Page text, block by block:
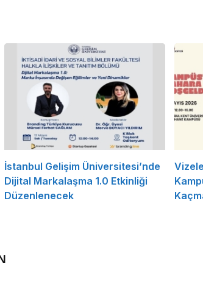
İstanbul Gelişim Üniversitesi’nde
Dijital Markalaşma 1.0 Etkinliği
Düzenlenecek